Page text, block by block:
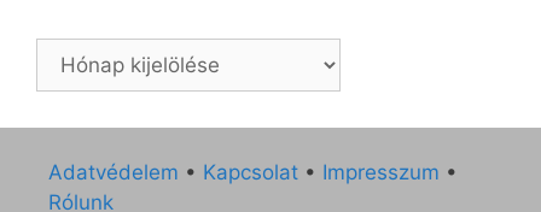
Archívum
Adatvédelem • Kapcsolat • Impresszum •
Rólunk